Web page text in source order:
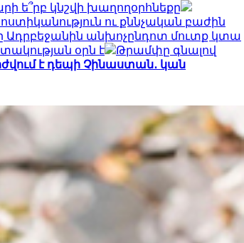
ե՞րբ կնշվի խաղողօրհնեքը
ոստիկանություն ու քննչական բաժին
ը Ադրբեջանին անխոչընդոտ մուտք կտա
օրն է
Թրամփը գնալով
է դեպի Չինաստան․ կան